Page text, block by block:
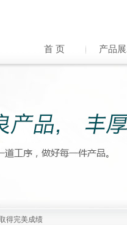
首 页 产品
得完美成绩